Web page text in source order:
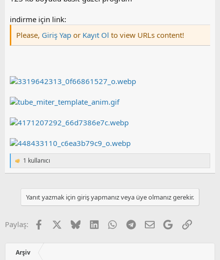
indirme için link:
Please, Giriş Yap or Kayıt Ol to view URLs content!
T
e
:
1 kullanıcı
Yanıt yazmak için giriş yapmanız veya üye olmanız gerekir.
Paylaş: Facebook BlueskyLinkedInWhatsApp
Telegram
E-postaGoogleLink
Arşiv